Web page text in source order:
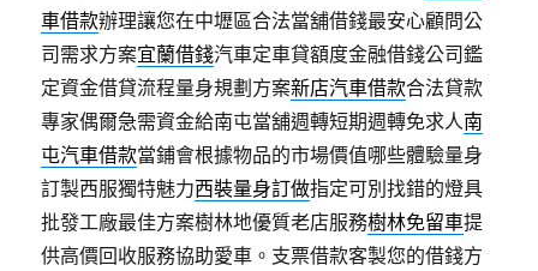
車借款辦理讓您在中壢區合法當舖借錢最安心顧問公
司需求方案宜蘭借錢汽車定車貸額度金融借錢公司鑑
定資金借貸流程量身規劃方案新店汽車借款合法貸款
專家偶爾急需資金給南屯當舖週轉短期週轉免求人南
屯汽車借款當鋪會根據物品的市場價值哪些體驗量身
訂製西服獨特魅力西裝量身訂做指定可別找錯的燈具
批發工廠最佳方案樹林地優質老店服務樹林免留車提
供高價回收服務協助愛車。支票借款客製您的借錢方